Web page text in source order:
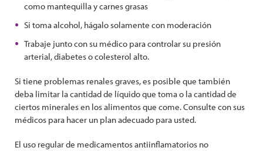
como mantequilla y carnes grasas
Si toma alcohol, hágalo solamente con moderación
Trabaje junto con su médico para controlar su presión
arterial, diabetes o colesterol alto.
Si tiene problemas renales graves, es posible que también
deba limitar la cantidad de líquido que toma o la cantidad de
ciertos minerales en los alimentos que come. Consulte con sus
médicos para hacer un plan adecuado para usted.
El uso regular de medicamentos antiinflamatorios no